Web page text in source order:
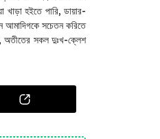
হইতে পারি, ডায়ার-
আমাদিগকে সচেতন করিতে
অতীতের সকল দুঃখ-ক্লেশ